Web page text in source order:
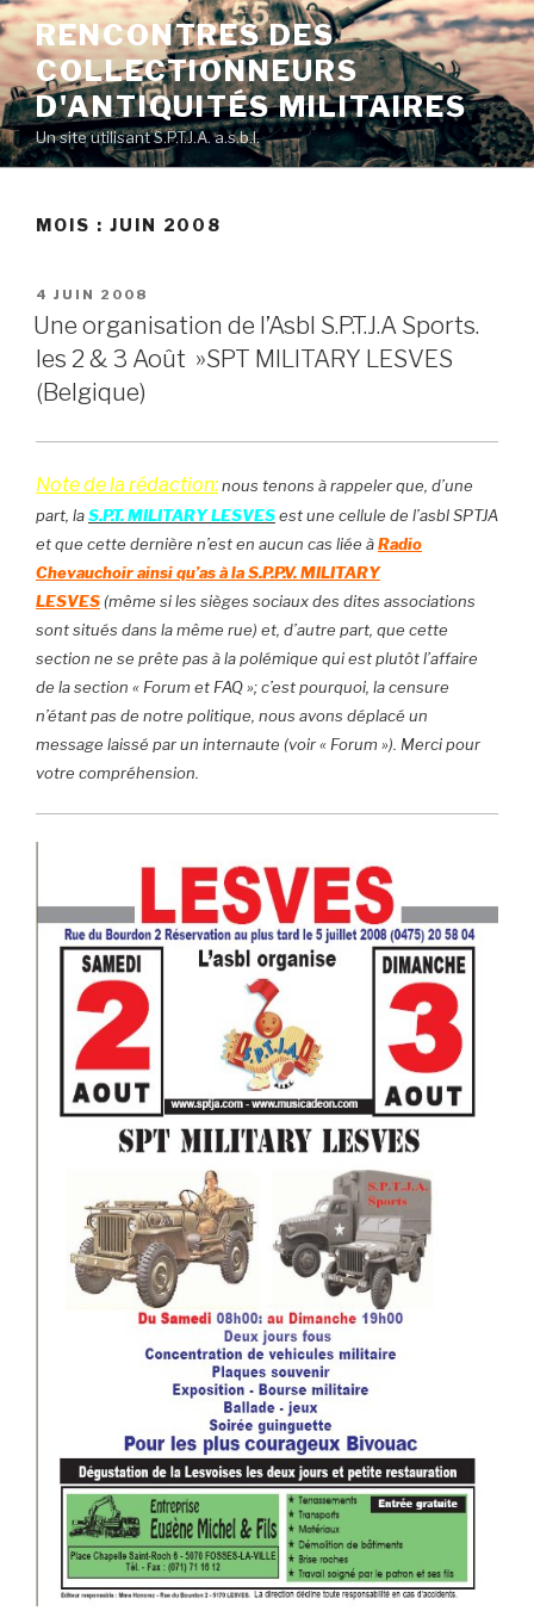
Skip
to
content
RENCONTRES DES
COLLECTIONNEURS
D'ANTIQUITÉS MILITAIRES
Un site utilisant S.P.T.J.A. a.s.b.l.
MOIS : JUIN 2008
POSTED
ON
4 JUIN 2008
Une organisation de l’Asbl S.P.T.J.A Sports.
les 2 & 3 Août »SPT MILITARY LESVES
(Belgique)
Note de la rédaction:nous tenons à rappeler que, d’une
part, laS.P.T. MILITARY LESVESest une cellule de l’asbl SPTJA
et que cette dernière n’est en aucun cas liée àRadio
Chevauchoir ainsi qu’as à la S.P.P.V. MILITARY
LESVES(même si les sièges sociaux des dites associations
sont situés dans la même rue) et, d’autre part, que cette
section ne se prête pas à la polémique qui est plutôt l’affaire
de la section « Forum et FAQ »; c’est pourquoi, la censure
n’étant pas de notre politique, nous avons déplacé un
message laissé par un internaute (voir « Forum »). Merci pour
votre compréhension.